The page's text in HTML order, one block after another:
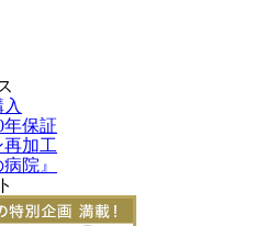
年保証
再加工
院』